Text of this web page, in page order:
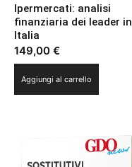
Ipermercati: analisi
finanziaria dei leader in
Italia
149,00 €
Aggiungi al carrello